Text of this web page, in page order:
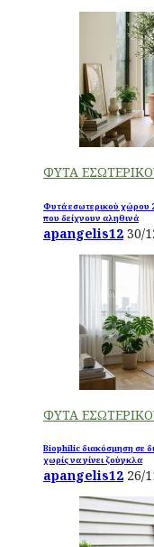
ΦΥΤΑ
Φυτά εσωτερικού χώρου
που δείχνουν αληθινά
apangelis12 30/
ΦΥΤΑ
Biophilic διακόσμηση σε
χωρίς να γίνει ζούγκλα
apangelis12 26/